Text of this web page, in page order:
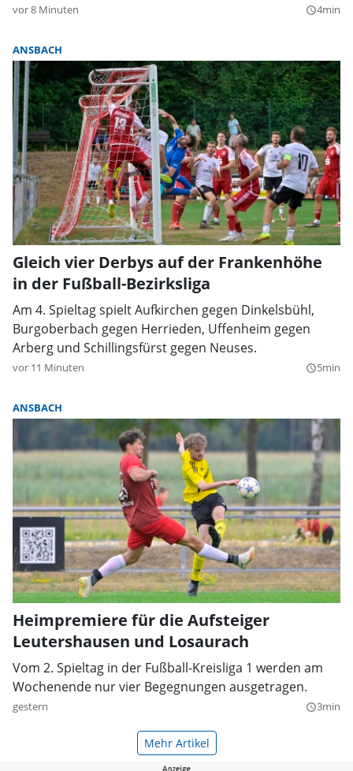
vor 8 Minuten query_builder4min
ANSBACH
Gleich vier Derbys auf der Frankenhöhe
in der Fußball-Bezirksliga
Am 4. Spieltag spielt Aufkirchen gegen Dinkelsbühl,
Burgoberbach gegen Herrieden, Uffenheim gegen
Arberg und Schillingsfürst gegen Neuses.
vor 11 Minuten query_builder5min
ANSBACH
Heimpremiere für die Aufsteiger
Leutershausen und Losaurach
Vom 2. Spieltag in der Fußball-Kreisliga 1 werden am
Wochenende nur vier Begegnungen ausgetragen.
gestern query_builder3min
Mehr Artikel